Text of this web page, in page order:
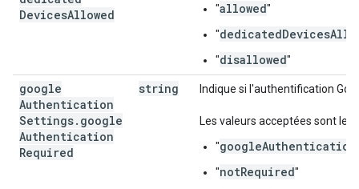
DevicesAllowed "allowed"
"
"disallowed"
google
Authentication
Settings. google
Authentication
Required
string Indique si l'authentification
Les valeurs acceptées sont les
"
"notRequired"